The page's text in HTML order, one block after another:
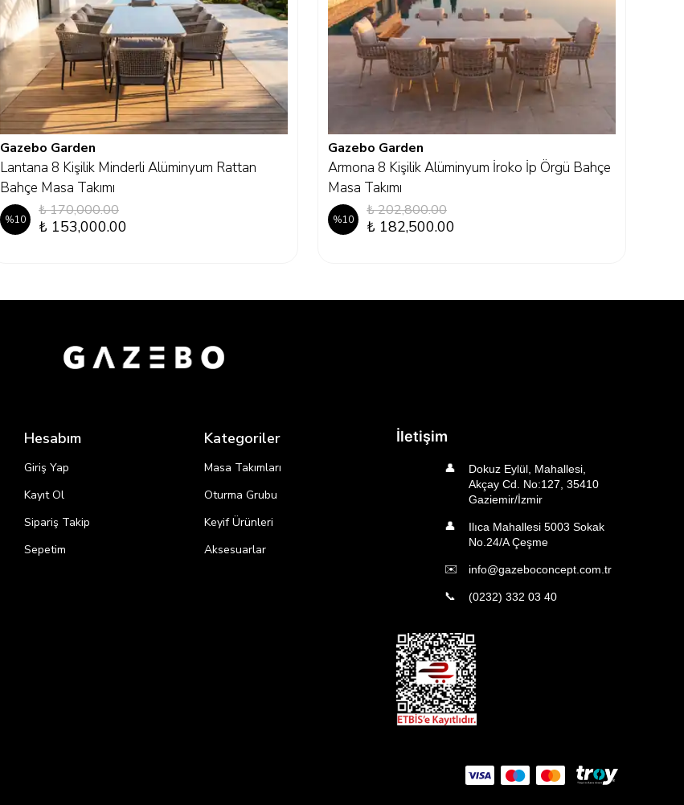
Gazebo Garden
Lantana 8 Kişilik Minderli Alüminyum Rattan
Bahçe Masa Takımı
%10
₺ 170,000.00
₺ 153,000.00
Gazebo Garden
Armona 8 Kişilik Alüminyum İroko İp Örgü Bahçe
Masa Takımı
%10
₺ 202,800.00
₺ 182,500.00
Hesabım
Giriş Yap
Kayıt Ol
Sipariş Takip
Sepetim
Kategoriler
Masa Takımları
Oturma Grubu
Keyif Ürünleri
Aksesuarlar
İletişim
👤
Dokuz Eylül, Mahallesi,
Akçay Cd. No:127, 35410
Gaziemir/İzmir
👤
Ilıca Mahallesi 5003 Sokak
No.24/A Çeşme
✉️ info@gazeboconcept.com.tr
📞 (0232) 332 03 40